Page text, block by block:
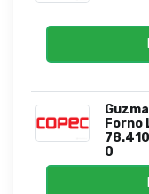
Forno
0